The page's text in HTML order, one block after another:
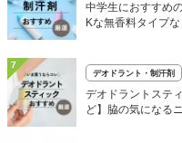
中学生におすすめ
Kな無香料タイプな
7
デオドラント・制汗剤
デオドラントステ
ど】脇の気になる